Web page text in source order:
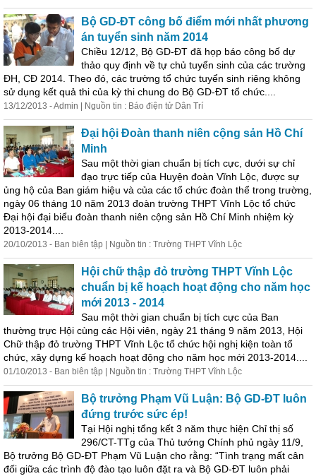
Bộ GD-ĐT công bố điểm mới nhất phương
án tuyển sinh năm 2014
Chiều 12/12, Bộ GD-ĐT đã họp báo công bố dự
thảo quy định về tự chủ tuyển sinh của các trường
ĐH, CĐ 2014. Theo đó, các trường tổ chức tuyển sinh riêng không
sử dụng kết quả thi của kỳ thi chung do Bộ GD-ĐT tổ chức....
13/12/2013 - Admin | Nguồn tin : Báo điện tử Dân Trí
Đại hội Đoàn thanh niên cộng sản Hồ Chí
Minh
Sau một thời gian chuẩn bị tích cực, dưới sự chỉ
đạo trực tiếp của Huyện đoàn Vĩnh Lộc, được sự
ủng hộ của Ban giám hiệu và của các tổ chức đoàn thể trong trường,
ngày 06 tháng 10 năm 2013 đoàn trường THPT Vĩnh Lộc tổ chức
Đại hội đại biểu đoàn thanh niên cộng sản Hồ Chí Minh nhiệm kỳ
2013-2014....
20/10/2013 - Ban biên tập | Nguồn tin : Trường THPT Vĩnh Lộc
Hội chữ thập đỏ trường THPT Vĩnh Lộc
chuẩn bị kế hoạch hoạt động cho năm học
mới 2013 - 2014
Sau một thời gian chuẩn bị tích cực của Ban
thường trực Hội cùng các Hội viên, ngày 21 tháng 9 năm 2013, Hội
Chữ thập đỏ trường THPT Vĩnh Lộc tổ chức hội nghị kiện toàn tổ
chức, xây dựng kế hoạch hoạt động cho năm học mới 2013-2014....
01/10/2013 - Ban biên tập | Nguồn tin : Trường THPT Vĩnh Lộc
Bộ trưởng Phạm Vũ Luận: Bộ GD-ĐT luôn
đứng trước sức ép!
Tại Hội nghị tổng kết 3 năm thực hiện Chỉ thị số
296/CT-TTg của Thủ tướng Chính phủ ngày 11/9,
Bộ trưởng Bộ GD-ĐT Phạm Vũ Luận cho rằng: “Tình trạng mất cân
đối giữa các trình độ đào tạo luôn đặt ra và Bộ GD-ĐT luôn phải